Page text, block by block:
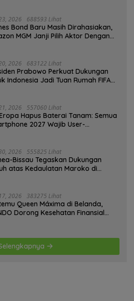
2026 688593 Lihat
Bond Baru Masih Dirahasiakan,
MGM Janji Pilih Aktor Dengan
2026 683122 Lihat
Prabowo Perkuat Dukungan
Indonesia Jadi Tuan Rumah FIFA
2026 557060 Lihat
Hapus Baterai Tanam: Semua
2027 Wajib User-
2026 555825 Lihat
Bissau Tegaskan Dukungan
atas Kedaulatan Maroko di
2026 383275 Lihat
Queen Máxima di Belanda,
Dorong Kesehatan Finansial